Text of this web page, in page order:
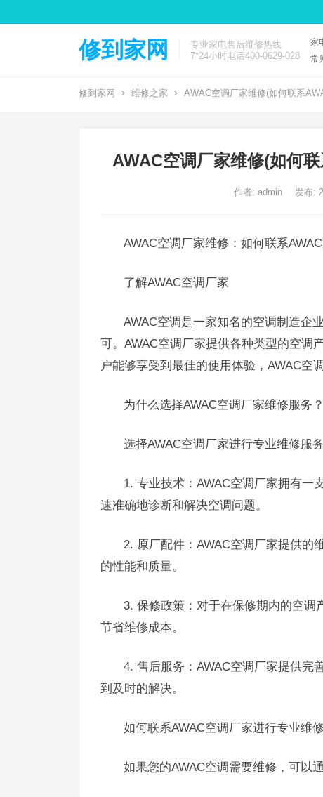
修到家网
专业家电售后维修热线
7*24小时电话400-0629-028
家
常
修到家网 维修之家 AWAC空调厂家维修(如何联系
AWAC空调厂家维修(如何
作者: admin 发布:
AWAC空调厂家维修：如何联系
了解AWAC空调厂家
AWAC空调是一家知名的空调制造企
可。AWAC空调厂家提供各种类型的空调
户能够享受到最佳的使用体验，AWAC空
为什么选择AWAC空调厂家维修服务？
选择AWAC空调厂家进行专业维修服
1. 专业技术：AWAC空调厂家拥有一
速准确地诊断和解决空调问题。
2. 原厂配件：AWAC空调厂家提供的
的性能和质量。
3. 保修政策：对于在保修期内的空调
节省维修成本。
4. 售后服务：AWAC空调厂家提供完
到及时的解决。
如何联系AWAC空调厂家进行专业维
如果您的AWAC空调需要维修，可以